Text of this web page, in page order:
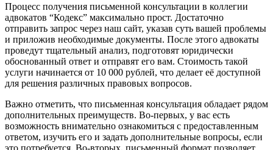
Процесс получения письменной консультации в коллегии
адвокатов “Кодекс” максимально прост. Достаточно
отправить запрос через наш сайт, указав суть вашей проблемы
и приложив необходимые документы. После этого адвокаты
проведут тщательный анализ, подготовят юридически
обоснованный ответ и отправят его вам. Стоимость такой
услуги начинается от 10 000 рублей, что делает её доступной
для решения различных правовых вопросов.
Важно отметить, что письменная консультация обладает рядом
дополнительных преимуществ. Во-первых, у вас есть
возможность внимательно ознакомиться с предоставленным
ответом, изучить его и задать дополнительные вопросы, если
это потребуется. Во-вторых, письменный формат позволяет